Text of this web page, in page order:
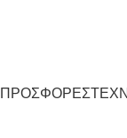
ΠΡΟΣΦΟΡΕΣ